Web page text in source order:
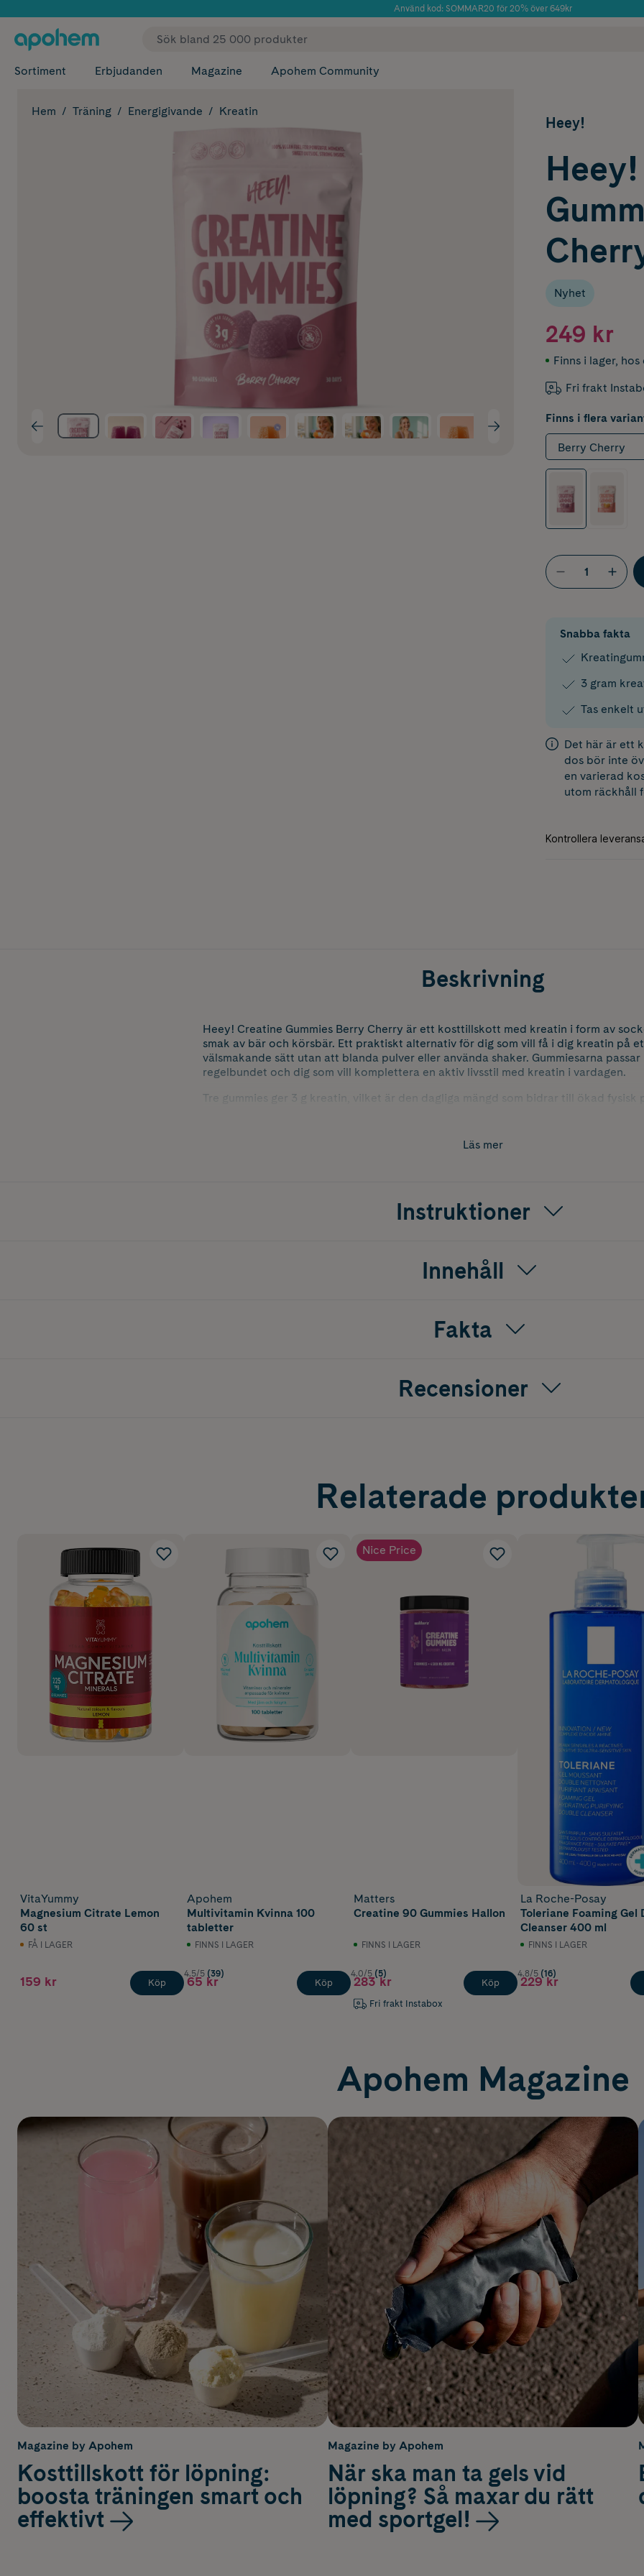
Använd kod: SOMMAR20 för 20% över 649kr
✓ Fri frakt
Sortiment Erbjudanden Magazine Apohem Community
Hem Träning Energigivande Kreatin
Heey!
Nyhet
249 kr
Finns i lager, hos
Fri frakt
Finns i flera
Berry Cherry
Snabba fakta
3 gram
Tas enkelt
Det här är ett
dos bör inte
en varierad
utom räckhåll
Beskrivning
Heey! Creatine Gummies Berry Cherry är ett kosttillskott med kreatin i form av
smak av bär och körsbär. Ett praktiskt alternativ för dig som vill få i dig kreatin på
välsmakande sätt utan att blanda pulver eller använda shaker. Gummiesarna
regelbundet och dig som vill komplettera en aktiv livsstil med kreatin i vardagen.
Tre gummies ger 3 g kreatin, vilket är den dagliga mängd som bidrar till ökad fysisk
De mjuka gummiesarna har en fruktig smak av berry cherry och är helt utan tillsatt
Kosttillskott bör inte användas som ett alternativ till en varierad och balanserad
livsstil. Rekommenderad daglig dos bör inte överskridas. Förvaras utom räckhåll
Läs mer
Instruktioner
Innehåll
Fakta
Recensioner
Relaterade
VitaYummy
Magnesium Citrate Lemon
60 st
FÅ I LAGER
159 kr Köp
Apohem
Multivitamin Kvinna 100
tabletter
FINNS I LAGER
4.5/5 (39)
65 kr Köp
Nice Price
Matters
Creatine 90 Gummies Hallon
FINNS I LAGER
4.0/5 (5)
283 kr
Fri frakt Instabox
Köp
La Roche-Posay
Toleriane Foaming Gel
Cleanser 400 ml
FINNS I LAGER
4.8/5 (16)
229 kr
Apohem Magazine
Magazine by Apohem
Kosttillskott för löpning:
boosta träningen smart och
effektivt
Magazine by Apohem
När ska man ta gels vid
löpning? Så maxar du rätt
med sportgel!